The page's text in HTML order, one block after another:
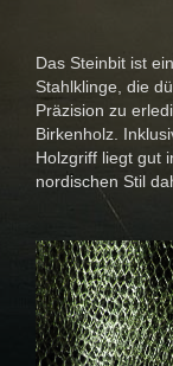
Das Steinbit ist
Stahlklinge, die
Präzision zu
Birkenholz.
Holzgriff liegt gut
nordischen Stil